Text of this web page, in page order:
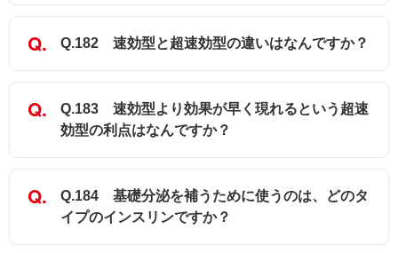
Q.182 速効型と超速効型の違いはなんですか？
Q.183 速効型より効果が早く現れるという超速
効型の利点はなんですか？
Q.184 基礎分泌を補うために使うのは、どのタ
イプのインスリンですか？